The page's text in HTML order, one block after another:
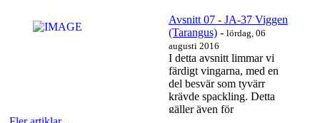
Läs mer…
Avsnitt 07 - JA-37 Viggen
(Tarangus) - lördag, 06
augusti 2016
I detta avsnitt limmar vi
färdigt vingarna, med en
del besvär som tyvärr
krävde spackling. Detta
gäller även för